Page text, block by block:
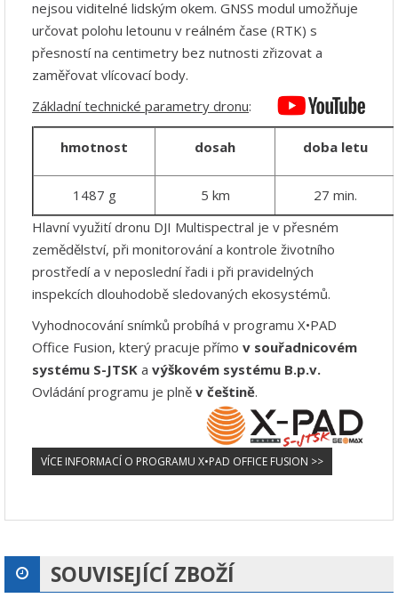
nejsou viditelné lidským okem. GNSS modul umožňuje
určovat polohu letounu v reálném čase (RTK) s
přesností na centimetry bez nutnosti zřizovat a
zaměřovat vlícovací body.
Základní technické parametry dronu:
hmotnost dosah doba letu
1487 g 5 km
27 min.
Hlavní využití dronu DJI Multispectral je v přesném
zemědělství, při monitorování a kontrole životního
prostředí a v neposlední řadi i při pravidelných
inspekcích dlouhodobě sledovaných ekosystémů.
Vyhodnocování snímků probíhá v programu X•PAD
Office Fusion, který pracuje přímo v souřadnicovém
systému S-JTSK a výškovém systému B.p.v.
Ovládání programu je plně v češtině.
VÍCE INFORMACÍ O PROGRAMU X•PAD OFFICE FUSION >>
SOUVISEJÍCÍ ZBOŽÍ